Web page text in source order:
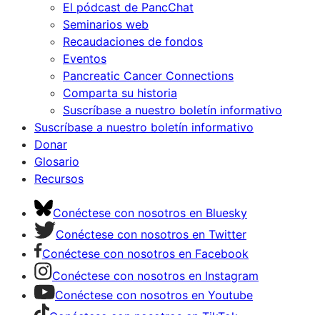
El pódcast de PancChat
Seminarios web
Recaudaciones de fondos
Eventos
Pancreatic Cancer Connections
Comparta su historia
Suscríbase a nuestro boletín informativo
Suscríbase a nuestro boletín informativo
Donar
Glosario
Recursos
Conéctese con nosotros en Bluesky
Conéctese con nosotros en Twitter
Conéctese con nosotros en Facebook
Conéctese con nosotros en Instagram
Conéctese con nosotros en Youtube